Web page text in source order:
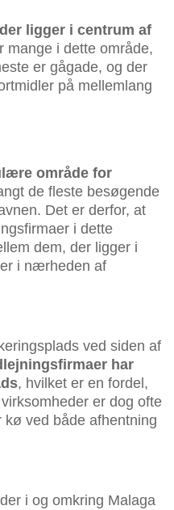
ligger i centrum af
mange i dette område,
er gågade, og der
på mellemlang
område for
de fleste besøgende
Det er derfor, at
i dette
dem, der ligger i
i nærheden af
ved siden af
har
, hvilket er en fordel,
er dog ofte
ved både afhentning
i og omkring Malaga